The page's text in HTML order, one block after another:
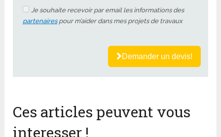
Je souhaite recevoir par email les informations des
partenairespour m’aider dans mes projets de travaux
Demander un devis!
Ces articles peuvent vous
interesser !